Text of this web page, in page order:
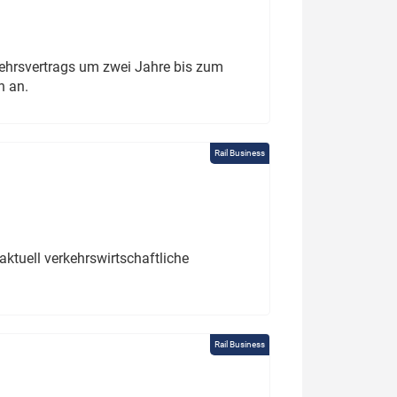
um zwei Jahre bis zum
an.
Rail Business
verkehrswirtschaftliche
Rail Business